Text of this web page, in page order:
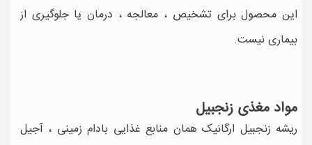
این محصول برای تشخیص ، معالجه ، درمان یا جلوگیری از
بیماری نیست.
مواد مغذی زنجبیل
ریشه زنجبیل ارگانیک همان منابع غذایی بادام زمینی ، آجیل